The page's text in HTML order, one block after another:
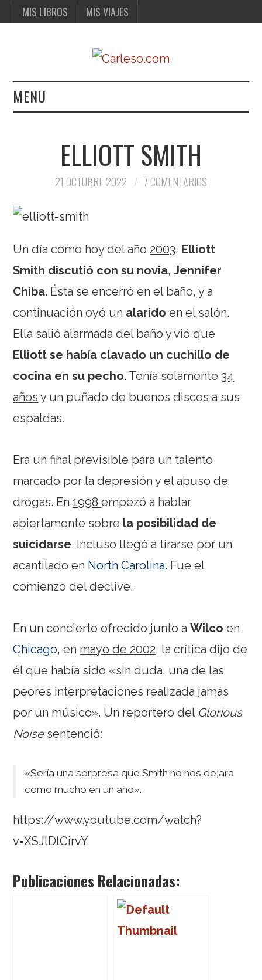
MIS LIBROS MIS VIAJES
MENU
MIS VIAJESELLIOTT SMITH
21 OCTUBRE 2022 7 COMENTARIOS
Un día como hoy del año 2003, Elliott
Smith discutió con su novia,Jennifer
Chiba. Ésta se encerró en el baño, y a
continuación oyó un alaridoen el salón.
Ella salió alarmada del baño y vió que
Elliott se había clavado un cuchillo de
cocina en su pecho. Tenía solamente 34
años y un puñado de buenos discos a sus
espaldas.
Era un final previsible para un talento
marcado por la depresión y el abuso de
drogas. En1998empezó a hablar
abiertamente sobre la posibilidad de
suicidarse. Incluso llegó a tirarse por un
acantilado en North Carolina. Fue el
comienzo del declive.
En un concierto ofrecido junto aWilcoen
Chicago, en mayo de 2002, la crítica dijo de
él que había sido «sin duda, una de las
peores interpretaciones realizada jamás
por un músico». Un reportero del Glorious
Noise sentenció:
«Sería una sorpresa que Smith no nos dejara
como mucho en un año».
https://www.youtube.com/watch?
v=XSJlDlCirvY
Publicaciones Relacionadas: